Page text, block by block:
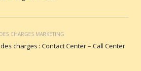
CHARGES MARKETING
charges : Contact Center – Call Center